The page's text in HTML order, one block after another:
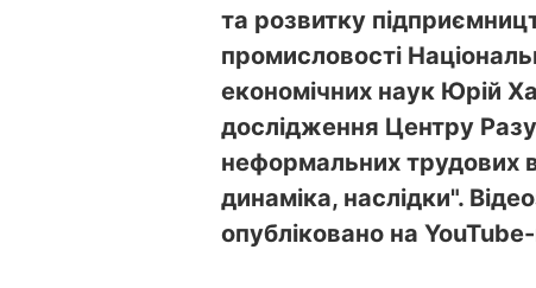
та розвитку
промисловості
економічних наук Юрій
дослідження Центру
неформальних трудових
динаміка, наслідки".
опубліковано на